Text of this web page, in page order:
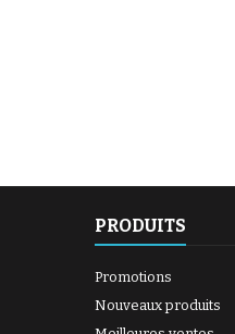
PRODUITS
Promotions
Nouveaux produits